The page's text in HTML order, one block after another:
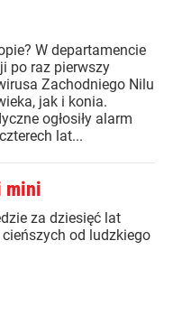
W departamencie
po raz pierwszy
Zachodniego Nilu
jak i konia.
ogłosiły alarm
lat...
mini
za dziesięć lat
od ludzkiego